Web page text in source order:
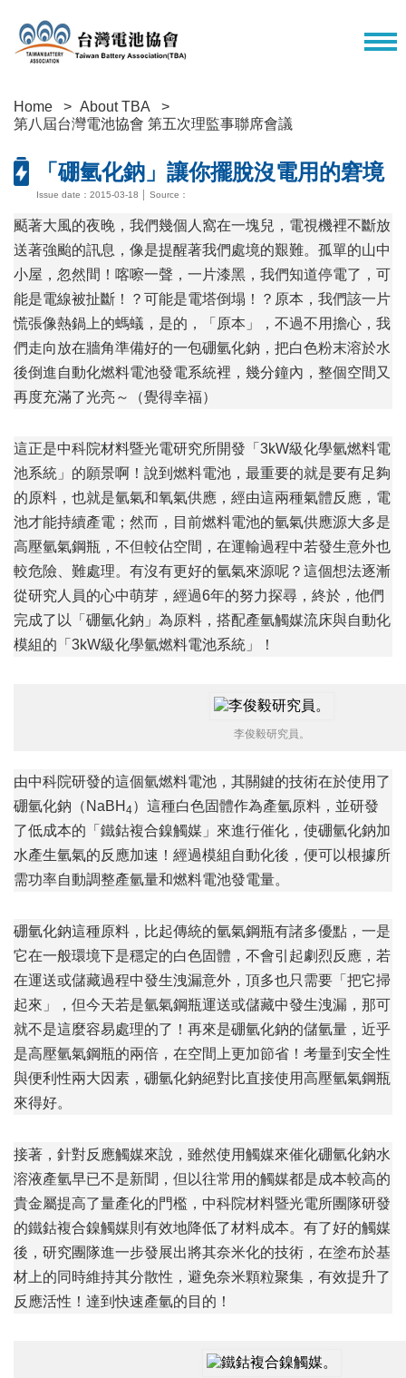
Home
About TBA
第八屆台灣電池協會 第五次理監事聯席會議
「硼氫化鈉」讓你擺脫沒電用的窘境
Issue date：2015-03-18 │ Source：
颳著大風的夜晚，我們幾個人窩在一塊兒，電視機裡不斷放
送著強颱的訊息，像是提醒著我們處境的艱難。孤單的山中
小屋，忽然間！喀嚓一聲，一片漆黑，我們知道停電了，可
能是電線被扯斷！？可能是電塔倒塌！？原本，我們該一片
慌張像熱鍋上的螞蟻，是的，「原本」，不過不用擔心，我
們走向放在牆角準備好的一包硼氫化鈉，把白色粉末溶於水
後倒進自動化燃料電池發電系統裡，幾分鐘內，整個空間又
再度充滿了光亮～（覺得幸福）
這正是中科院材料暨光電研究所開發「3kW級化學氫燃料電
池系統」的願景啊！說到燃料電池，最重要的就是要有足夠
的原料，也就是氫氣和氧氣供應，經由這兩種氣體反應，電
池才能持續產電；然而，目前燃料電池的氫氣供應源大多是
高壓氫氣鋼瓶，不但較佔空間，在運輸過程中若發生意外也
較危險、難處理。有沒有更好的氫氣來源呢？這個想法逐漸
從研究人員的心中萌芽，經過6年的努力探尋，終於，他們
完成了以「硼氫化鈉」為原料，搭配產氫觸媒流床與自動化
模組的「3kW級化學氫燃料電池系統」！
李俊毅研究員。
由中科院研發的這個氫燃料電池，其關鍵的技術在於使用了
硼氫化鈉（NaBH 4）這種白色固體作為產氫原料，並研發
了低成本的「鐵鈷複合鎳觸媒」來進行催化，使硼氫化鈉加
水產生氫氣的反應加速！經過模組自動化後，便可以根據所
需功率自動調整產氫量和燃料電池發電量。
硼氫化鈉這種原料，比起傳統的氫氣鋼瓶有諸多優點，一是
它在一般環境下是穩定的白色固體，不會引起劇烈反應，若
在運送或儲藏過程中發生洩漏意外，頂多也只需要「把它掃
起來」，但今天若是氫氣鋼瓶運送或儲藏中發生洩漏，那可
就不是這麼容易處理的了！再來是硼氫化鈉的儲氫量，近乎
是高壓氫氣鋼瓶的兩倍，在空間上更加節省！考量到安全性
與便利性兩大因素，硼氫化鈉絕對比直接使用高壓氫氣鋼瓶
來得好。
接著，針對反應觸媒來說，雖然使用觸媒來催化硼氫化鈉水
溶液產氫早已不是新聞，但以往常用的觸媒都是成本較高的
貴金屬提高了量產化的門檻，中科院材料暨光電所團隊研發
的鐵鈷複合鎳觸媒則有效地降低了材料成本。有了好的觸媒
後，研究團隊進一步發展出將其奈米化的技術，在塗布於基
材上的同時維持其分散性，避免奈米顆粒聚集，有效提升了
反應活性！達到快速產氫的目的！